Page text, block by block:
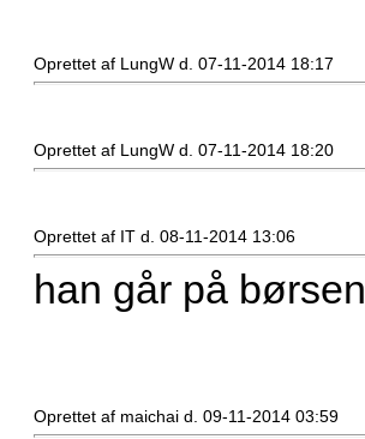
Oprettet af LungW d. 07-11-2014 18:17
Oprettet af LungW d. 07-11-2014 18:20
Oprettet af IT d. 08-11-2014 13:06
han går på børsen
Oprettet af maichai d. 09-11-2014 03:59